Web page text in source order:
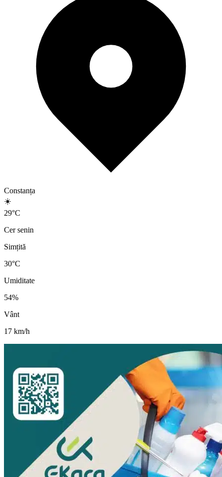
Constanța
☀️
29°C
Cer senin
Simțită
30°C
Umiditate
54%
Vânt
17 km/h